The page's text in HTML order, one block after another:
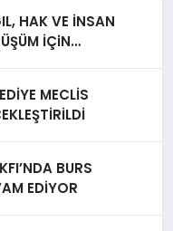
HAK VE İNSAN
İÇiN
MECLİS
BURS
EDİYOR